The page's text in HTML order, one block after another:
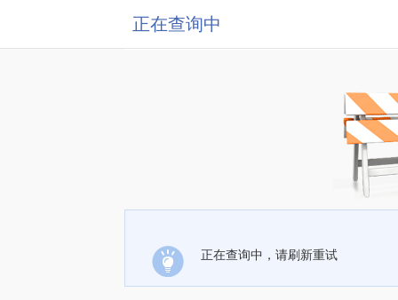
正在查询中
正在查询中，请刷新重试